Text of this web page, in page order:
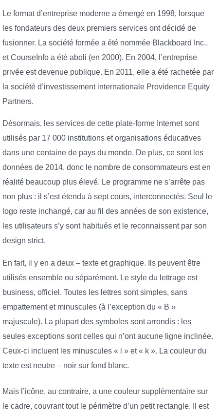
Le format d’entreprise moderne a émergé en 1998, lorsque
les fondateurs des deux premiers services ont décidé de
fusionner. La société formée a été nommée Blackboard Inc.,
et CourseInfo a été aboli (en 2000). En 2004, l’entreprise
privée est devenue publique. En 2011, elle a été rachetée par
la société d’investissement internationale Providence Equity
Partners.
Désormais, les services de cette plate-forme Internet sont
utilisés par 17 000 institutions et organisations éducatives
dans une centaine de pays du monde. De plus, ce sont les
données de 2014, donc le nombre de consommateurs est en
réalité beaucoup plus élevé. Le programme ne s’arrête pas
non plus : il s’est étendu à sept cours, interconnectés. Seul le
logo reste inchangé, car au fil des années de son existence,
les utilisateurs s’y sont habitués et le reconnaissent par son
design strict.
En fait, il y en a deux – texte et graphique. Ils peuvent être
utilisés ensemble ou séparément. Le style du lettrage est
business, officiel. Toutes les lettres sont simples, sans
empattement et minuscules (à l’exception du « B »
majuscule). La plupart des symboles sont arrondis : les
seules exceptions sont celles qui n’ont aucune ligne inclinée.
Ceux-ci incluent les minuscules « l » et « k ». La couleur du
texte est neutre – noir sur fond blanc.
Mais l’icône, au contraire, a une couleur supplémentaire sur
le cadre, couvrant tout le périmètre d’un petit rectangle. Il est